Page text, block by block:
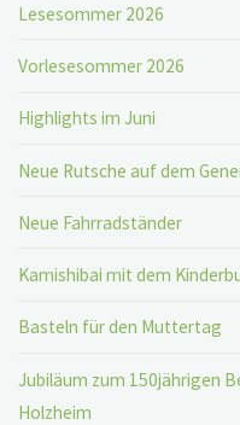
Lesesommer 2026
Vorlesesommer 2026
Highlights im Juni
Neue Rutsche auf dem
Neue Fahrradständer
Kamishibai mit dem
Basteln für den Muttertag
Jubiläum zum 150jährigen
Holzheim